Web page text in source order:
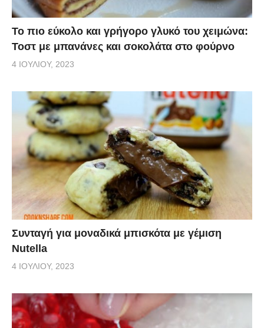
Το πιο εύκολο και γρήγορο γλυκό του χειμώνα:
Τοστ με μπανάνες και σοκολάτα στο φούρνο
4 ΙΟΥΛΊΟΥ, 2023
Συνταγή για μοναδικά μπισκότα με γέμιση
Nutella
4 ΙΟΥΛΊΟΥ, 2023